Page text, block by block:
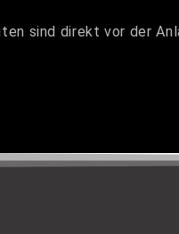
sind direkt vor der